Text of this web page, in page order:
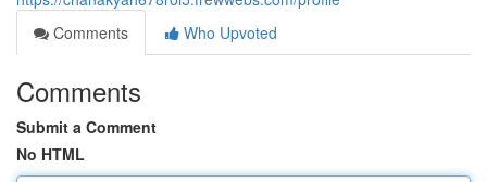
Comments
Who Upvoted
Comments
Submit a Comment
No HTML